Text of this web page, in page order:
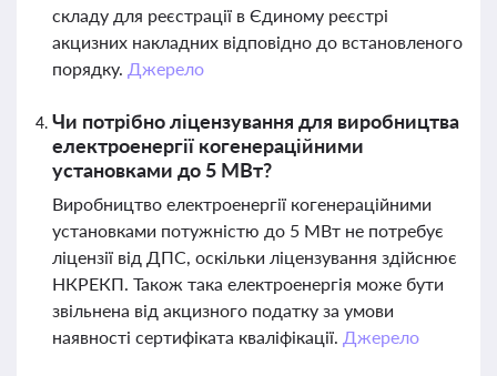
складу для реєстрації в Єдиному реєстрі
акцизних накладних відповідно до встановленого
порядку. Джерело
Чи потрібно ліцензування для виробництва
електроенергії когенераційними
установками до 5 МВт?
Виробництво електроенергії когенераційними
установками потужністю до 5 МВт не потребує
ліцензії від ДПС, оскільки ліцензування здійснює
НКРЕКП. Також така електроенергія може бути
звільнена від акцизного податку за умови
наявності сертифіката кваліфікації. Джерело